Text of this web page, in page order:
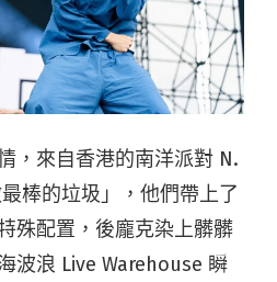
，來自香港的南洋派對 N.
棒的垃圾」，他們帶上了
殊配置，後龐克染上髒髒
波浪 Live Warehouse 瞬